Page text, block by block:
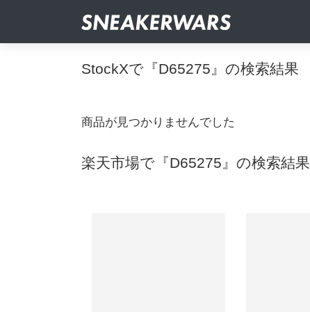
StockXで『D65275』の検索結果
商品が見つかりませんでした
楽天市場で『D65275』の検索結果